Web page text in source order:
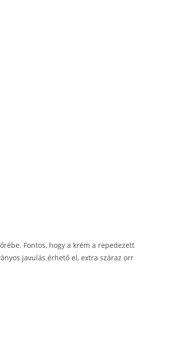
Fontos, hogy a krém a repedezett
javulás érhető el, extra száraz orr